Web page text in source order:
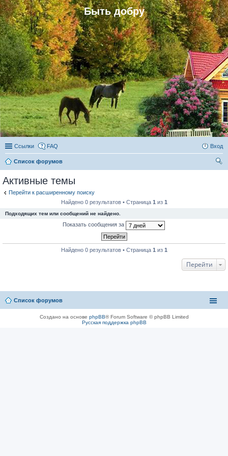
Быть добру
Ссылки FAQ Вход
Список форумов
Активные темы
Перейти к расширенному поиску
Найдено 0 результатов • Страница 1 из 1
Подходящих тем или сообщений не найдено.
Показать сообщения за
Найдено 0 результатов • Страница 1 из 1
Перейти
Список форумов
Создано на основе phpBB® Forum Software © phpBB Limited
Русская поддержка phpBB